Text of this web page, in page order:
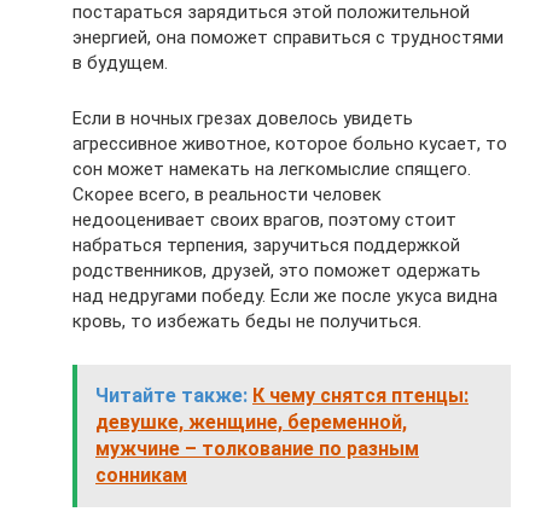
постараться зарядиться этой положительной
энергией, она поможет справиться с трудностями
в будущем.
Если в ночных грезах довелось увидеть
агрессивное животное, которое больно кусает, то
сон может намекать на легкомыслие спящего.
Скорее всего, в реальности человек
недооценивает своих врагов, поэтому стоит
набраться терпения, заручиться поддержкой
родственников, друзей, это поможет одержать
над недругами победу. Если же после укуса видна
кровь, то избежать беды не получиться.
Читайте также: К чему снятся птенцы:
девушке, женщине, беременной,
мужчине – толкование по разным
сонникам